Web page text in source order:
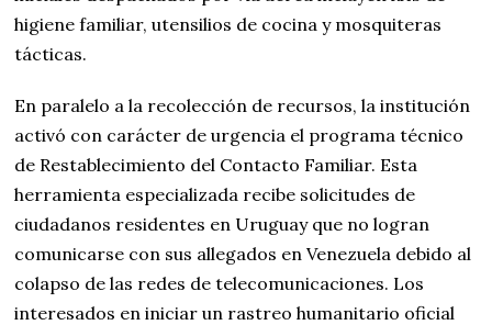
higiene familiar, utensilios de cocina y mosquiteras
tácticas.
En paralelo a la recolección de recursos, la institución
activó con carácter de urgencia el programa técnico
de Restablecimiento del Contacto Familiar. Esta
herramienta especializada recibe solicitudes de
ciudadanos residentes en Uruguay que no logran
comunicarse con sus allegados en Venezuela debido al
colapso de las redes de telecomunicaciones. Los
interesados en iniciar un rastreo humanitario oficial